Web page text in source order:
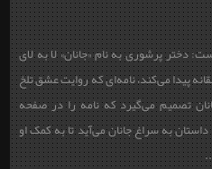
دختر پرشوری به نام «جانان» لا به لای
پیدا می‌کند، نامه‌ای که روایت عشق تلخ
تصمیم می‌گیرد که نامه را در صفحه
به سراغ جانان می‌آید تا به کمک او